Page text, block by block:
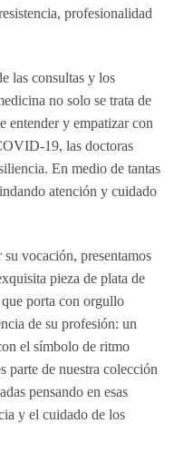
profesionalidad
las consultas y los
no solo se trata de
entender y empatizar con
19, las doctoras
En medio de tantas
atención y cuidado
vocación, presentamos
pieza de plata de
porta con orgullo
de su profesión: un
el símbolo de ritmo
parte de nuestra colección
pensando en esas
y el cuidado de los